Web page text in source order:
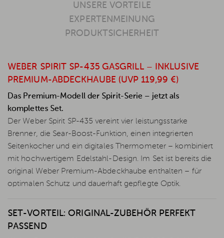
UNSERE VORTEILE
EXPERTENMEINUNG
PRODUKTSICHERHEIT
WEBER SPIRIT SP-435 GASGRILL – INKLUSIVE
PREMIUM-ABDECKHAUBE (UVP 119,99 €)
Das Premium-Modell der Spirit-Serie – jetzt als
komplettes Set.
Der Weber Spirit SP-435 vereint vier leistungsstarke
Brenner, die Sear-Boost-Funktion, einen integrierten
Seitenkocher und ein digitales Thermometer – kombiniert
mit hochwertigem Edelstahl-Design. Im Set ist bereits die
original Weber Premium-Abdeckhaube enthalten – für
optimalen Schutz und dauerhaft gepflegte Optik.
SET-VORTEIL: ORIGINAL-ZUBEHÖR PERFEKT
PASSEND